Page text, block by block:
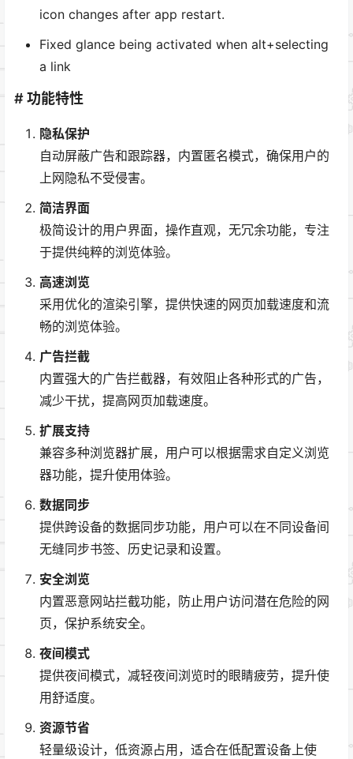
icon changes after app restart.
Fixed glance being activated when alt+selecting
a link
# 功能特性
隐私保护
自动屏蔽广告和跟踪器，内置匿名模式，确保用户的
上网隐私不受侵害。
简洁界面
极简设计的用户界面，操作直观，无冗余功能，专注
于提供纯粹的浏览体验。
高速浏览
采用优化的渲染引擎，提供快速的网页加载速度和流
畅的浏览体验。
广告拦截
内置强大的广告拦截器，有效阻止各种形式的广告，
减少干扰，提高网页加载速度。
扩展支持
兼容多种浏览器扩展，用户可以根据需求自定义浏览
器功能，提升使用体验。
数据同步
提供跨设备的数据同步功能，用户可以在不同设备间
无缝同步书签、历史记录和设置。
安全浏览
内置恶意网站拦截功能，防止用户访问潜在危险的网
页，保护系统安全。
夜间模式
提供夜间模式，减轻夜间浏览时的眼睛疲劳，提升使
用舒适度。
资源节省
轻量级设计，低资源占用，适合在低配置设备上使